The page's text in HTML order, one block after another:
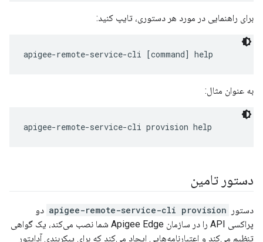
برای راهنمایی در مورد هر دستوری، تایپ کنید:
به عنوان مثال:
دستور تامین
دستور apigee-remote-service-cli provision دو
پراکسی API را در سازمان Apigee Edge شما نصب می‌کند، یک گواهی
تنظیم می‌کند و اعتبارنامه‌هایی ایجاد می‌کند که برای پیکربندی آداپتور